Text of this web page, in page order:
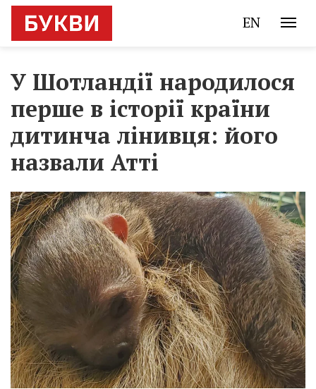
EN
У Шотландії народилося
перше в історії країни
дитинча лінивця: його
назвали Атті